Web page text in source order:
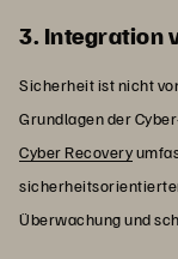
3. Integration
Sicherheit ist nicht
Grundlagen der
Cyber Recovery
Überwachung und